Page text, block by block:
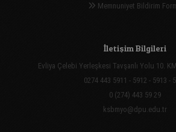
Memnuniyet Bildirim
İletişim Bilgileri
Evliya Çelebi Yerleşkesi Tavşanlı Yolu 10.
0274 443 5911 - 5912 - 5913 -
0 (274) 443 59 29
ksbmyo@dpu.edu.tr